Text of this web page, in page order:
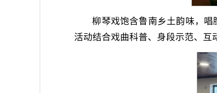
柳琴戏饱含鲁南乡土韵味，
活动结合戏曲科普、身段示范、